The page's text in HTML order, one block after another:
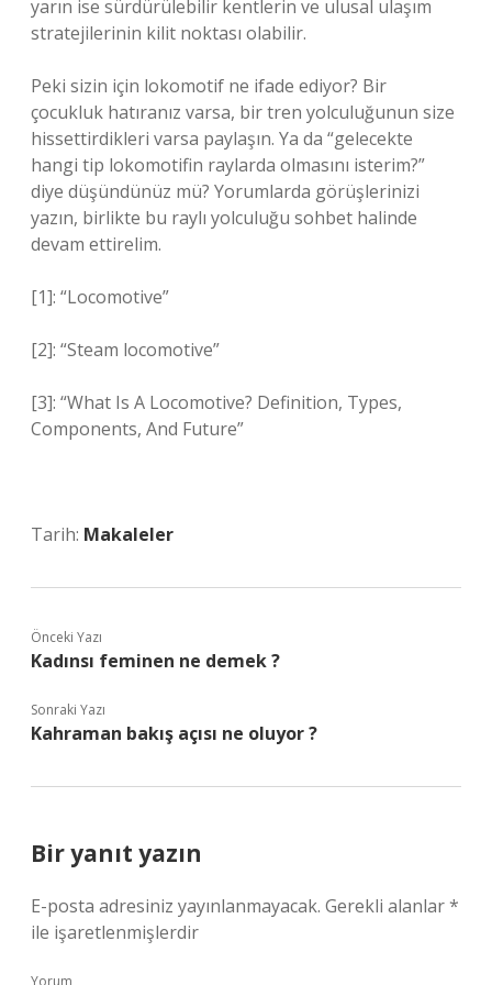
yarın ise sürdürülebilir kentlerin ve ulusal ulaşım
stratejilerinin kilit noktası olabilir.
Peki sizin için lokomotif ne ifade ediyor? Bir
çocukluk hatıranız varsa, bir tren yolculuğunun size
hissettirdikleri varsa paylaşın. Ya da “gelecekte
hangi tip lokomotifin raylarda olmasını isterim?”
diye düşündünüz mü? Yorumlarda görüşlerinizi
yazın, birlikte bu raylı yolculuğu sohbet halinde
devam ettirelim.
[1]: “Locomotive”
[2]: “Steam locomotive”
[3]: “What Is A Locomotive? Definition, Types,
Components, And Future”
Tarih: Makaleler
Önceki Yazı
Kadınsı feminen ne demek ?
Sonraki Yazı
Kahraman bakış açısı ne oluyor ?
Bir yanıt yazın
E-posta adresiniz yayınlanmayacak. Gerekli alanlar*
ile işaretlenmişlerdir
Yorum